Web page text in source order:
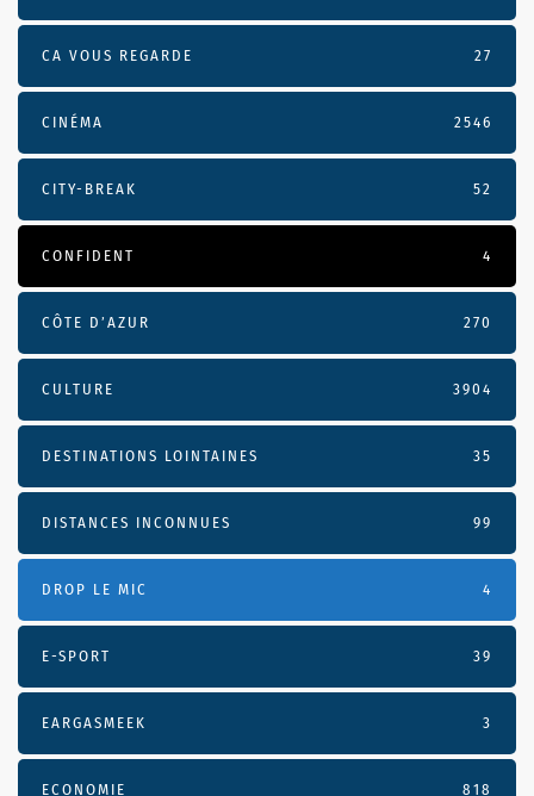
CA VOUS REGARDE 27
CINÉMA 2546
CITY-BREAK 52
CONFIDENT 4
CÔTE D’AZUR 270
CULTURE 3904
DESTINATIONS LOINTAINES 35
DISTANCES INCONNUES 99
DROP LE MIC 4
E-SPORT 39
EARGASMEEK 3
ECONOMIE 818